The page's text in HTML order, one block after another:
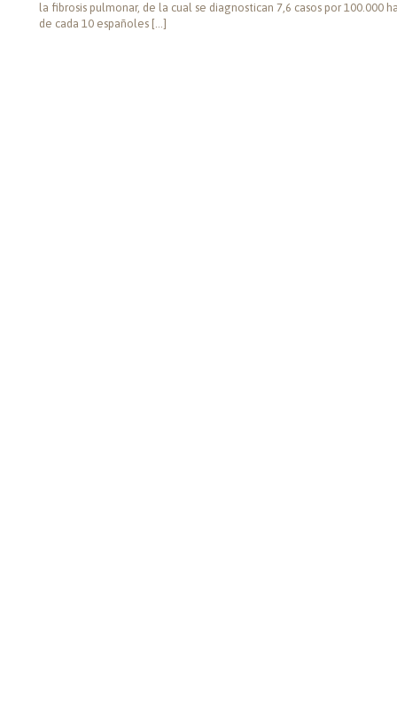
la fibrosis pulmonar, de la cual se diagnostican 7,6 casos por 100.000
de cada 10 españoles […]